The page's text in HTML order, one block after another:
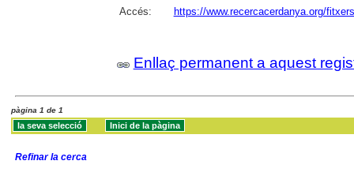
Accés:
https://www.recercacerdanya.org/
Enllaç permanent a aquest
pàgina 1 de 1
Refinar la cerca